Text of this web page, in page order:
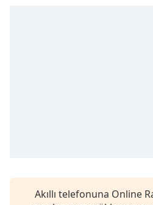
window.Akıllı telefonuna Online